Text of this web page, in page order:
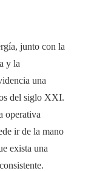
junto con la
y la
una
del siglo XXI.
operativa
ir de la mano
exista una